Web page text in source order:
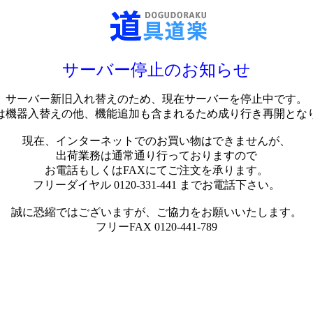
サーバー停止のお知らせ
サーバー新旧入れ替えのため、現在サーバーを停止中です。
機器入替えの他、機能追加も含まれるため成り行き再開とな
現在、インターネットでのお買い物はできませんが、
出荷業務は通常通り行っておりますので
お電話もしくはFAXにてご注文を承ります。
フリーダイヤル 0120-331-441 までお電話下さい。
誠に恐縮ではございますが、ご協力をお願いいたします。
フリーFAX 0120-441-789